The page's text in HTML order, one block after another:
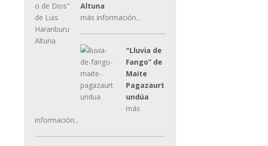
Altuna
más información...
"Lluvia de
Fango” de
Maite
Pagazaurt
undúa
más
información...